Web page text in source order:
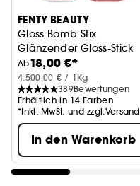
FENTY BEAUTY
Gloss Bomb Stix
Glänzender Gloss-Stick
Ab18,00 €*
4.500,00 € / 1Kg
389Bewertungen
Erhältlich in 14 Farben
*Inkl. MwSt. und zzgl.Versand
In den Warenkorb